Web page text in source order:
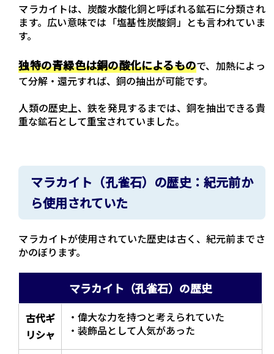
マラカイトは、炭酸水酸化銅と呼ばれる鉱石に分類され
ます。広い意味では「塩基性炭酸銅」とも言われていま
す。
独特の青緑色は銅の酸化によるもので、加熱によっ
て分解・還元すれば、銅の抽出が可能です。
人類の歴史上、鉄を発見するまでは、銅を抽出できる貴
重な鉱石として重宝されていました。
マラカイト（孔雀石）の歴史：紀元前か
ら使用されていた
マラカイトが使用されていた歴史は古く、紀元前までさ
かのぼります。
マラカイト（孔雀石）の歴史
古代ギ
リシャ
・偉大な力を持つと考えられていた
・装飾品として人気があった